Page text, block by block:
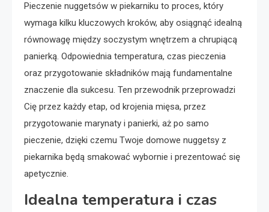
Pieczenie nuggetsów w piekarniku to proces, który
wymaga kilku kluczowych kroków, aby osiągnąć idealną
równowagę między soczystym wnętrzem a chrupiącą
panierką. Odpowiednia temperatura, czas pieczenia
oraz przygotowanie składników mają fundamentalne
znaczenie dla sukcesu. Ten przewodnik przeprowadzi
Cię przez każdy etap, od krojenia mięsa, przez
przygotowanie marynaty i panierki, aż po samo
pieczenie, dzięki czemu Twoje domowe nuggetsy z
piekarnika będą smakować wybornie i prezentować się
apetycznie.
Idealna temperatura i czas